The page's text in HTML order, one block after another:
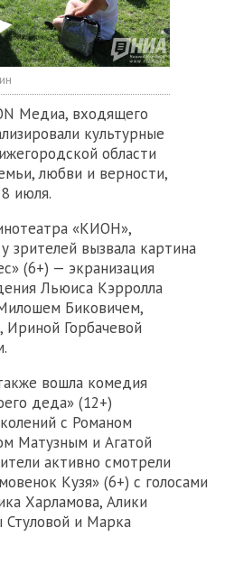
Медиа, входящего
культурные
области
любви и верности,
июля.
«КИОН»,
зрителей вызвала картина
(6+) — экранизация
Льюиса Кэрролла
Биковичем,
Горбачевой
вошла комедия
деда» (12+)
с Романом
Матузным и Агатой
активно смотрели
Кузя» (6+) с голосами
Харламова, Алики
Стуловой и Марка